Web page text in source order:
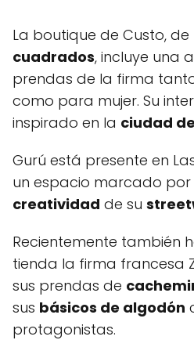
La boutique de Custo, de
cuadrados, incluye una
prendas de la firma
como para mujer. Su
inspirado en la ciudad
Gurú está presente en
un espacio marcado por
creatividad de su
Recientemente también
tienda la firma francesa
sus prendas de
sus básicos de algodón
protagonistas.